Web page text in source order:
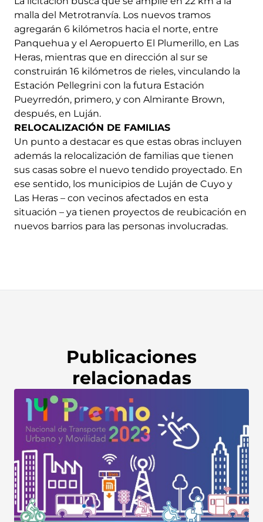
malla del Metrotranvía. Los nuevos tramos
agregarán 6 kilómetros hacia el norte, entre
Panquehua y el Aeropuerto El Plumerillo, en Las
Heras, mientras que en dirección al sur se
construirán 16 kilómetros de rieles, vinculando la
Estación Pellegrini con la futura Estación
Pueyrredón, primero, y con Almirante Brown,
después, en Luján.
RELOCALIZACIÓN DE FAMILIAS
Un punto a destacar es que estas obras incluyen
además la relocalización de familias que tienen
sus casas sobre el nuevo tendido proyectado. En
ese sentido, los municipios de Luján de Cuyo y
Las Heras – con vecinos afectados en esta
situación – ya tienen proyectos de reubicación en
nuevos barrios para las personas involucradas.
Publicaciones
relacionadas